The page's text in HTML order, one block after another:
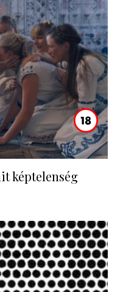
képtelenség